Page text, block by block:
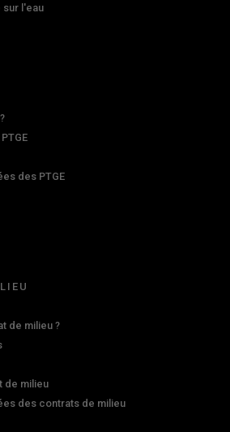
sur l'eau
des PTGE
de milieu ?
de milieu
des contrats de milieu